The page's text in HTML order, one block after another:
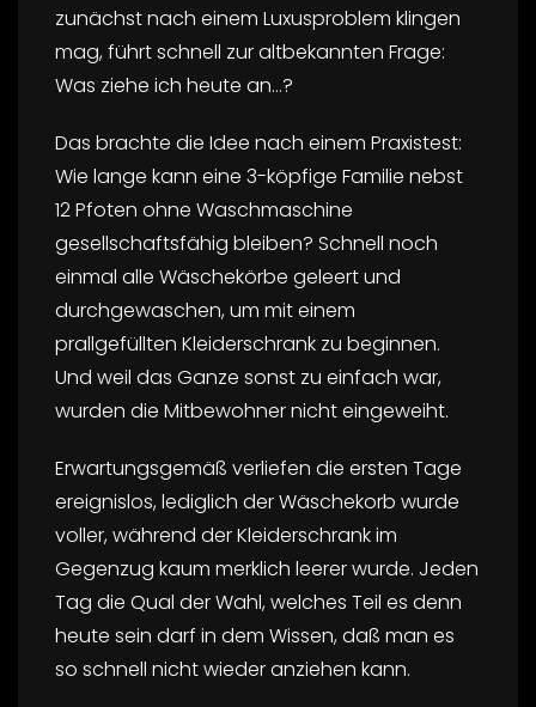
zunächst nach einem Luxusproblem klingen
mag, führt schnell zur altbekannten Frage:
Was ziehe ich heute an…?
Das brachte die Idee nach einem Praxistest:
Wie lange kann eine 3-köpfige Familie nebst
12 Pfoten ohne Waschmaschine
gesellschaftsfähig bleiben? Schnell noch
einmal alle Wäschekörbe geleert und
durchgewaschen, um mit einem
prallgefüllten Kleiderschrank zu beginnen.
Und weil das Ganze sonst zu einfach war,
wurden die Mitbewohner nicht eingeweiht.
Erwartungsgemäß verliefen die ersten Tage
ereignislos, lediglich der Wäschekorb wurde
voller, während der Kleiderschrank im
Gegenzug kaum merklich leerer wurde. Jeden
Tag die Qual der Wahl, welches Teil es denn
heute sein darf in dem Wissen, daß man es
so schnell nicht wieder anziehen kann.